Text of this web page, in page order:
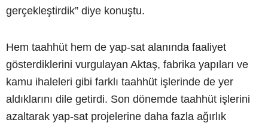
gerçekleştirdik” diye konuştu.
Hem taahhüt hem de yap-sat alanında faaliyet
gösterdiklerini vurgulayan Aktaş, fabrika yapıları ve
kamu ihaleleri gibi farklı taahhüt işlerinde de yer
aldıklarını dile getirdi. Son dönemde taahhüt işlerini
azaltarak yap-sat projelerine daha fazla ağırlık